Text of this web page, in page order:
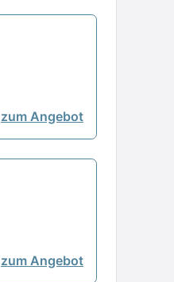
zum Angebot
zum Angebot